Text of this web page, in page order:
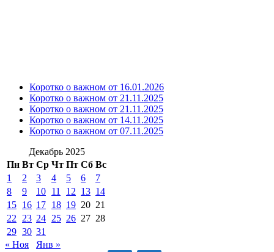
Коротко о важном от 16.01.2026
Коротко о важном от 21.11.2025
Коротко о важном от 21.11.2025
Коротко о важном от 14.11.2025
Коротко о важном от 07.11.2025
Декабрь 2025
Пн Вт Ср Чт Пт Сб Вс
1
2 3 4 5 6
7
8
9 10 11 12 13 14
15 16 17 18 19 20 21
22
23 24 25 26 27 28
29 30 31
« Ноя
Янв »